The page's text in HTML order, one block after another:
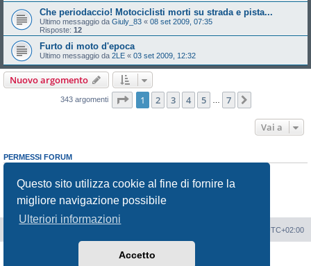
Questo sito utilizza cookie al fine di fornire la
migliore navigazione possibile
Ulteriori informazioni
Accetto
Che periodaccio! Motociclisti morti su strada e pista...
Ultimo messaggio da Giuly_83 « 08 set 2009, 07:35
Risposte: 12
Furto di moto d'epoca
Ultimo messaggio da 2LE « 03 set 2009, 12:32
Nuovo argomento
343 argomenti Pagina di
1 2 3 4 5 7
Vai a
PERMESSI FORUM
Non puoi rispondere negli argomenti
Non puoimodificare i tuoi messaggi
Non puoi cancellare i tuoi messaggi
Non puoi
inviare allegati
UTC+02:00
phpBB® Forum Software © phpBB Limited